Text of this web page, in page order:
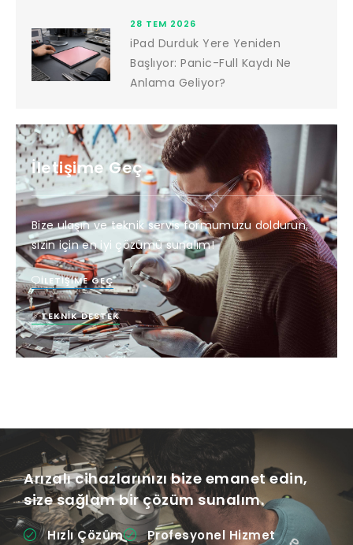
28 TEM 2026
iPad Durduk Yere Yeniden
Başlıyor: Panic-Full Kaydı Ne
Anlama Geliyor?
İletişime Geç
Bize ulaşın ve teknik servis formumuzu doldurun,
sizin için en iyi çözümü sunalım!
İLETIŞIME GEÇ
TEKNIK DESTEK
Arızalı cihazlarınızı bize emanet edin,
size sağlam bir çözüm sunalım.
Hızlı Çözüm
Profesyonel Hizmet